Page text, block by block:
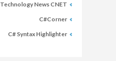
Technology News CNET
C#Corner
C# Syntax Highlighter